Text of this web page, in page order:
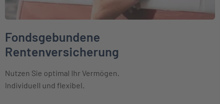
Fondsgebundene
Rentenversicherung
Nutzen Sie optimal Ihr Vermögen.
Individuell und flexibel.